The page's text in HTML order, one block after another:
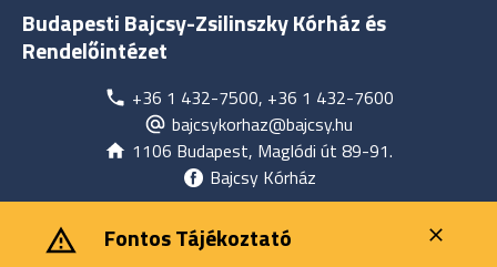
Budapesti Bajcsy-Zsilinszky Kórház és
Rendelőintézet
+36 1 432-7500, +36 1 432-7600
bajcsykorhaz@bajcsy.hu
1106 Budapest, Maglódi út 89-91.
Bajcsy Kórház
‎ ‎Fontos Tájékoztató